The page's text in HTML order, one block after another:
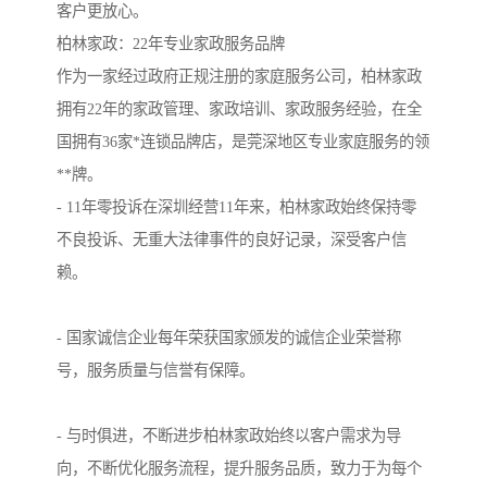
客户更放心。
柏林家政：22年专业家政服务品牌
作为一家经过政府正规注册的家庭服务公司，柏林家政
拥有22年的家政管理、家政培训、家政服务经验，在全
国拥有36家*连锁品牌店，是莞深地区专业家庭服务的领
**牌。
- 11年零投诉在深圳经营11年来，柏林家政始终保持零
不良投诉、无重大法律事件的良好记录，深受客户信
赖。
- 国家诚信企业每年荣获国家颁发的诚信企业荣誉称
号，服务质量与信誉有保障。
- 与时俱进，不断进步柏林家政始终以客户需求为导
向，不断优化服务流程，提升服务品质，致力于为每个